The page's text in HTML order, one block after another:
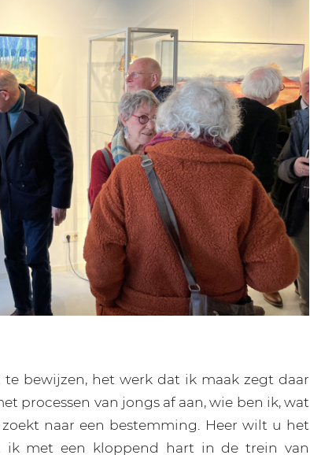
bewijzen, het werk dat ik maak zegt daar
processen van jongs af aan, wie ben ik, wat
naar een bestemming. Heer wilt u het
ik met een kloppend hart in de trein van